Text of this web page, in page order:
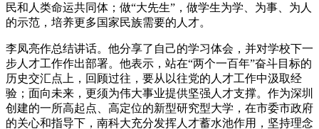
民和人类命运共同体；做“大先生”，做学生为学、为事、为人
的示范，培养更多国家民族需要的人才。
李凤亮作总结讲话。他分享了自己的学习体会，并对学校下一
步人才工作作出部署。他表示，站在“两个一百年”奋斗目标的
历史交汇点上，回顾过往，要从以往党的人才工作中汲取经
验；面向未来，更须为伟大事业提供坚强人才支撑。作为深圳
创建的一所高起点、高定位的新型研究型大学，在市委市政府
的关心和指导下，南科大充分发挥人才蓄水池作用，坚持理念